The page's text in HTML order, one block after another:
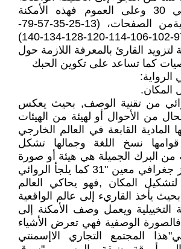
في العالم الخارجي 30 وعلى العموم فهذه الأمكنة
الواقعية في الروايةمن الصفحات، (13-25-35-57-79-
80-84-87-91-92-97-102-106-114-120-128-134-140)
القارئ بالمعرفة اللازمة حول
كما تساعد على تكوين الحبك
المكان.
من تقنية الوصف, بحيث يعكس
من الأحوال أو لهيئة من الهيئات
المادية القابعة في العالم الخارجي
نسخ اللغة وجمالها تشكل
من البرك الجميلة هي هيئة أو صورة
مادية قائمة في حيز جغرافي معين "31 كما يلجأ الروائي
المكان ,فهو يحاكي العالم
يأخذ القاريء إلى عالم الواقعية
التخييلية ويعمل وصف الأمكنة إلى
الوصفية فهي تعرض الأشياء
المجتمع التجاري الاإسمنتي